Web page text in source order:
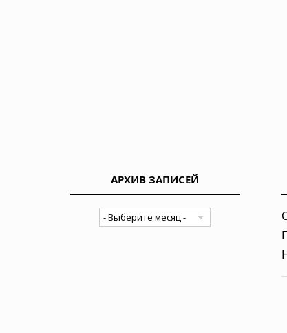
АРХИВ ЗАПИСЕЙ